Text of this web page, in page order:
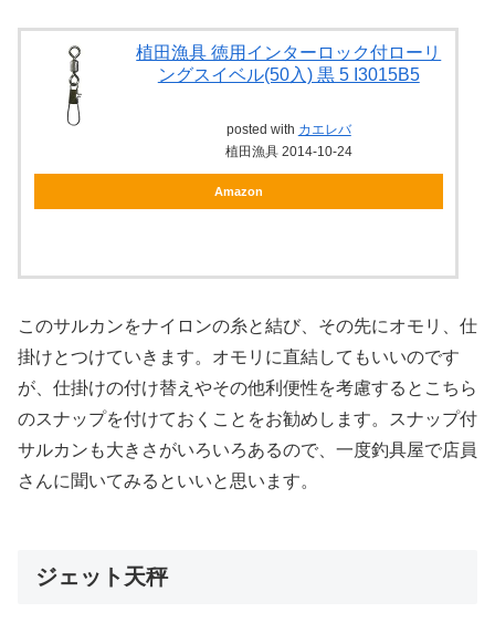
植田漁具 徳用インターロック付ローリ
ングスイベル(50入) 黒 5 I3015B5
posted with カエレバ
植田漁具 2014-10-24
Amazon
このサルカンをナイロンの糸と結び、その先にオモリ、仕
掛けとつけていきます。オモリに直結してもいいのです
が、仕掛けの付け替えやその他利便性を考慮するとこちら
のスナップを付けておくことをお勧めします。スナップ付
サルカンも大きさがいろいろあるので、一度釣具屋で店員
さんに聞いてみるといいと思います。
ジェット天秤